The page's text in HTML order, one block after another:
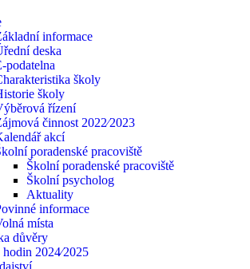
informace
deska
podatelna
školy
školy
řízení
činnost 2022⁄2023
akcí
poradenské pracoviště
Školní poradenské pracoviště
Školní psycholog
Aktuality
informace
místa
důvěry
2024⁄2025